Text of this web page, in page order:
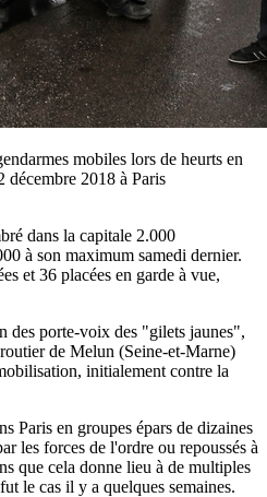
mobiles lors de heurts en
décembre 2018 à Paris
dans la capitale 2.000
à son maximum samedi dernier.
et 36 placées en garde à vue,
des porte-voix des "gilets jaunes",
de Melun (Seine-et-Marne)
initialement contre la
Paris en groupes épars de dizaines
les forces de l'ordre ou repoussés à
que cela donne lieu à de multiples
le cas il y a quelques semaines.